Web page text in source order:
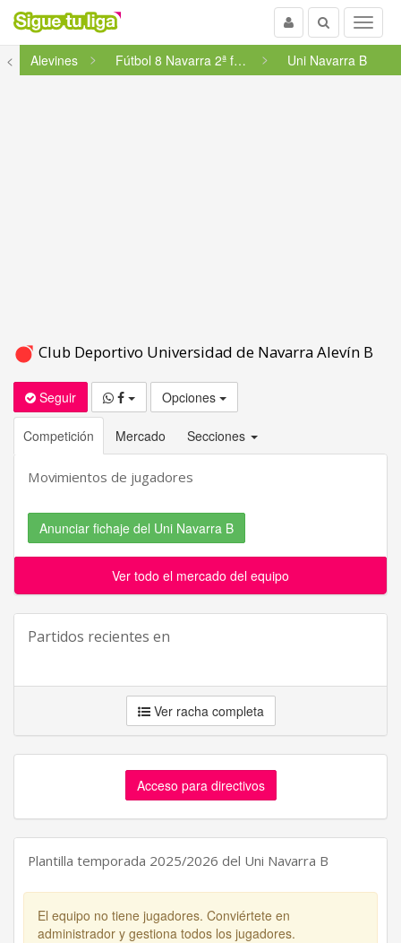
Menu
Buscar
Usuario
<
Alevines Fútbol 8 Navarra 2ª fase 1º... Uni Navarra B
Club Deportivo Universidad de Navarra Alevín B
Seguir Opciones
Competición Mercado Secciones
Movimientos de jugadores
Anunciar fichaje del Uni Navarra B
Ver todo el mercado del equipo
Partidos recientes en
Ver racha completa
Acceso para directivos
Plantilla temporada 2025/2026 del Uni Navarra B
El equipo no tiene jugadores. Conviértete en
administrador y gestiona todos los jugadores.